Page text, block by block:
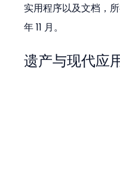
实用程序以及文档，
年 11 月。
遗产与现代应